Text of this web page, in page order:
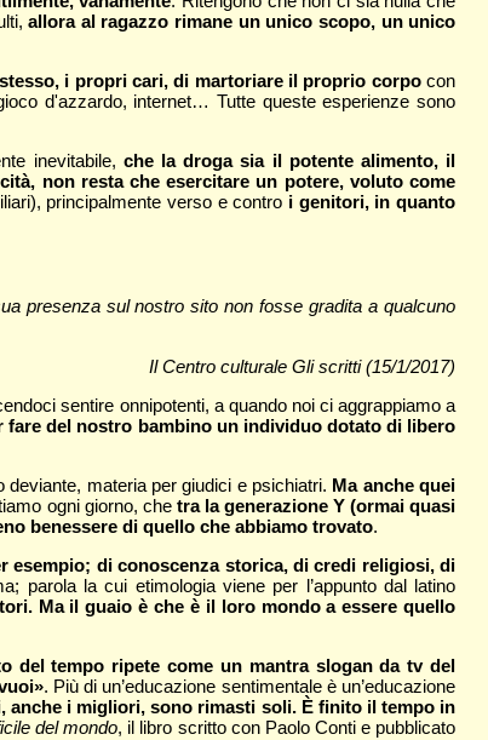
allora al ragazzo rimane un unico scopo, un unico
i propri cari, di martoriare il proprio corpocon
d'azzardo, internet… Tutte queste esperienze sono
inevitabile, che la droga sia il potente alimento, il
non resta che esercitare un potere, voluto come
principalmente verso e contro i genitori, in quanto
presenza sul nostro sito non fosse gradita a qualcuno
Il Centro culturale Gli scritti (15/1/2017)
sentire onnipotenti, a quando noi ci aggrappiamo a
del nostro bambino un individuo dotato di libero
deviante, materia per giudici e psichiatri. Ma anche quei
ogni giorno, che tra la generazione Y (ormai quasi
benessere di quello che abbiamo trovato.
di conoscenza storica, di credi religiosi, di
parola la cui etimologia viene per l’appunto dal latino
Ma il guaio è che è il loro mondo a essere quello
del tempo ripete come un mantra slogan da tv del
. Più di un’educazione sentimentale è un’educazione
anche i migliori, sono rimasti soli. È finito il tempo in
del mondo, il libro scritto con Paolo Conti e pubblicato